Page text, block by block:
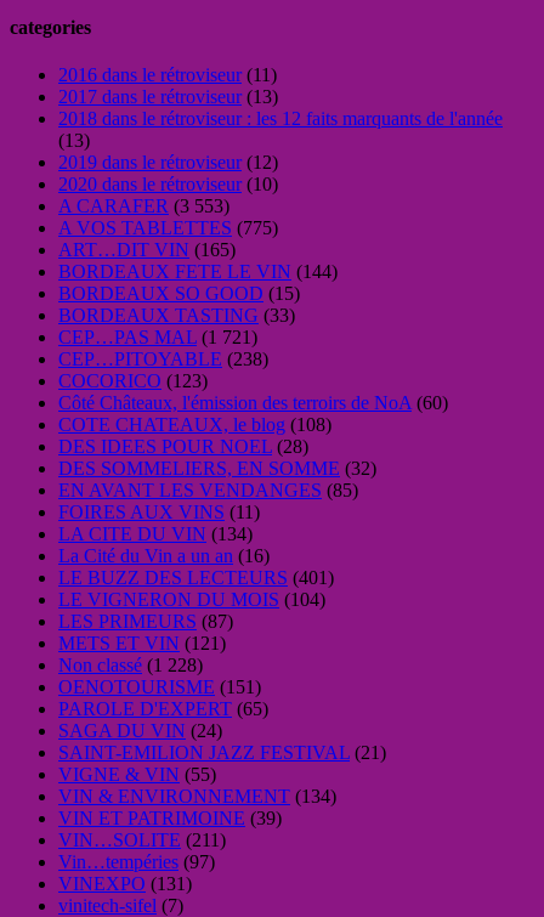
categories
2016 dans le rétroviseur(11)
2017 dans le rétroviseur(13)
2018 dans le rétroviseur : les 12 faits marquants de l'année
(13)
2019 dans le rétroviseur(12)
2020 dans le rétroviseur(10)
A CARAFER (3 553)
A VOS TABLETTES (775)
ART…DIT VIN (165)
BORDEAUX FETE LE VIN (144)
BORDEAUX SO GOOD (15)
BORDEAUX TASTING (33)
CEP…PAS MAL (1 721)
CEP…PITOYABLE (238)
COCORICO (123)
Côté Châteaux, l'émission des terroirs de NoA (60)
COTE CHATEAUX, le blog (108)
DES IDEES POUR NOEL (28)
DES SOMMELIERS, EN SOMME (32)
EN AVANT LES VENDANGES (85)
FOIRES AUX VINS (11)
LA CITE DU VIN (134)
La Cité du Vin a un an (16)
LE BUZZ DES LECTEURS (401)
LE VIGNERON DU MOIS (104)
LES PRIMEURS (87)
METS ET VIN (121)
Non classé (1 228)
OENOTOURISME (151)
PAROLE D'EXPERT (65)
SAGA DU VIN (24)
SAINT-EMILION JAZZ FESTIVAL (21)
VIGNE & VIN (55)
VIN & ENVIRONNEMENT (134)
VIN ET PATRIMOINE (39)
VIN…SOLITE (211)
Vin…tempéries (97)
VINEXPO (131)
vinitech-sifel (7)